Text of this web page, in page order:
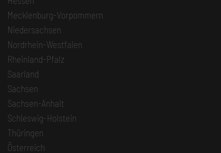
Mecklenburg-Vorpommern
Niedersachsen
Nordrhein-Westfalen
Rheinland-Pfalz
Saarland
Sachsen
Sachsen-Anhalt
Schleswig-Holstein
Thüringen
Österreich